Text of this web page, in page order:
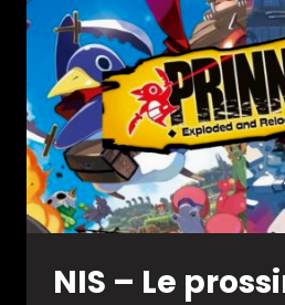
–
RECENSIONE
NIS – Le